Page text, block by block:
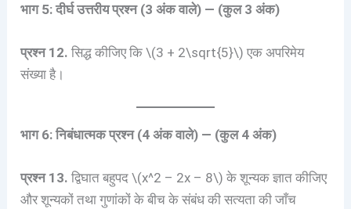
भाग 5: दीर्घ उत्तरीय प्रश्न (3 अंक वाले) — (कुल 3 अंक)
प्रश्न 12. सिद्ध कीजिए कि \(3 + 2\sqrt{5}\) एक अपरिमेय
संख्या है।
भाग 6: निबंधात्मक प्रश्न (4 अंक वाले) — (कुल 4 अंक)
प्रश्न 13. द्विघात बहुपद \(x^2 – 2x – 8\) के शून्यक ज्ञात कीजिए
और शून्यकों तथा गुणांकों के बीच के संबंध की सत्यता की जाँच